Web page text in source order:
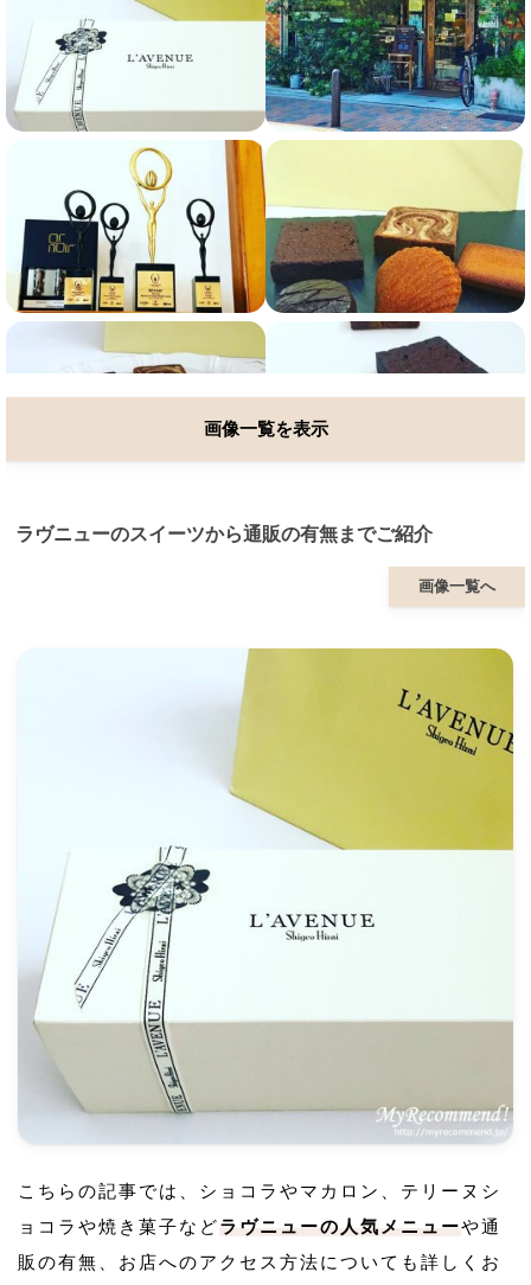
画像一覧を表示
ラヴニューのスイーツから通販の有無までご紹介
画像一覧へ
こちらの記事では、ショコラやマカロン、テリーヌシ
ョコラや焼き菓子などラヴニューの人気メニューや通
販の有無、お店へのアクセス方法についても詳しくお